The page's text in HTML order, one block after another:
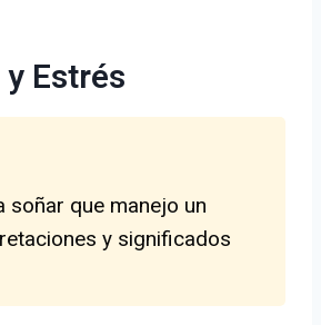
Estrés
soñar que manejo un
y significados